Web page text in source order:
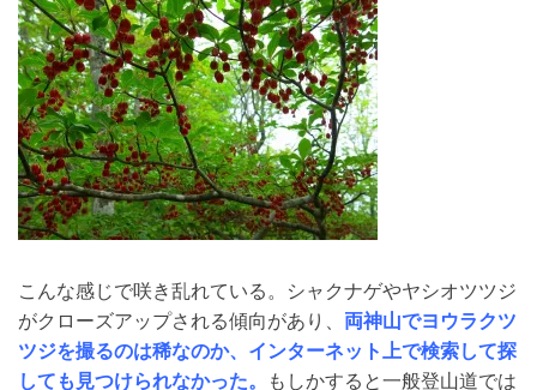
こんな感じで咲き乱れている。シャクナゲやヤシオツツジ
がクローズアップされる傾向があり、 両神山でヨウラクツ
ツジを撮るのは稀なのか、インターネット上で検索して探
しても見つけられなかった。 もしかすると一般登山道では